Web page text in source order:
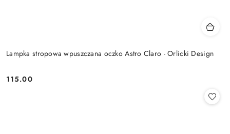
Lampka stropowa wpuszczana oczko Astro Claro - Orlicki Design
Cena:
115.00